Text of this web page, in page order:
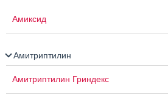
Амиксид
Амитриптилин
Амитриптилин Гриндекс